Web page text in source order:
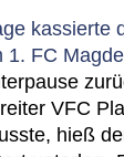
kassierte
1. FC
VFC
hieß